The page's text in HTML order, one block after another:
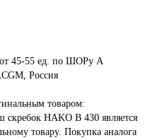
от 45-55 ед. по ШОРу А
Россия
товаром:
HAKO В 430 является
товару. Покупка аналога